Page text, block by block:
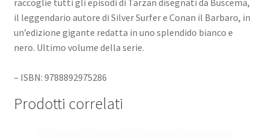
raccoglie tutti gli episodi di Tarzan disegnati da Buscema,
il leggendario autore di Silver Surfer e Conan il Barbaro, in
un’edizione gigante redatta in uno splendido bianco e
nero. Ultimo volume della serie.
– ISBN: 9788892975286
Prodotti correlati